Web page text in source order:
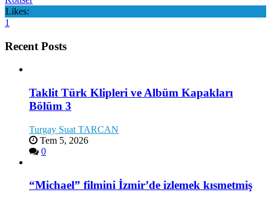
Likes:
1
Recent Posts
Taklit Türk Klipleri ve Albüm Kapakları
Bölüm 3
Turgay Suat TARCAN
Tem 5, 2026
0
“Michael” filmini İzmir’de izlemek kısmetmiş